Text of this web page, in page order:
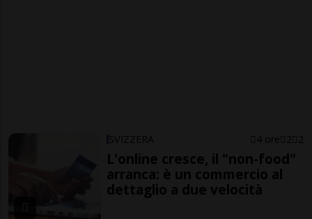
SVIZZERA 4 ore 2 2
L'online cresce, il "non-food"
arranca: è un commercio al
dettaglio a due velocità